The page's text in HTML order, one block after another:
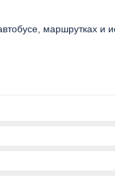
маршрутках и